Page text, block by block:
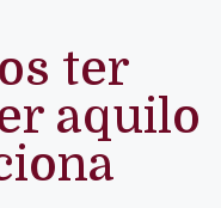
ter
aquilo